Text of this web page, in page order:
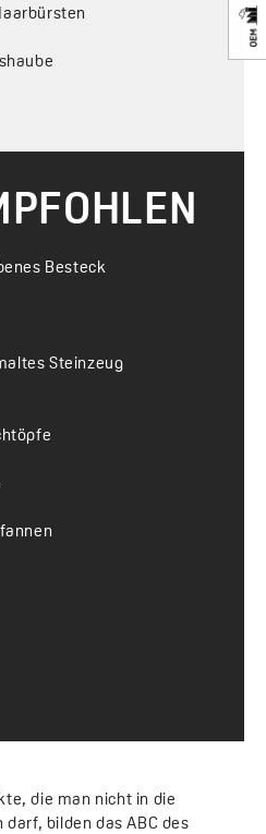
Besteck
Steinzeug
die man nicht in die
bilden das ABC des